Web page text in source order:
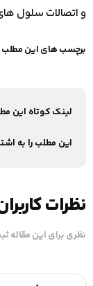
و اتصالات سلول
برچسب های این مطلب
لینک کوتاه این
این مطلب را به
نظرات
نظری برای این مقاله